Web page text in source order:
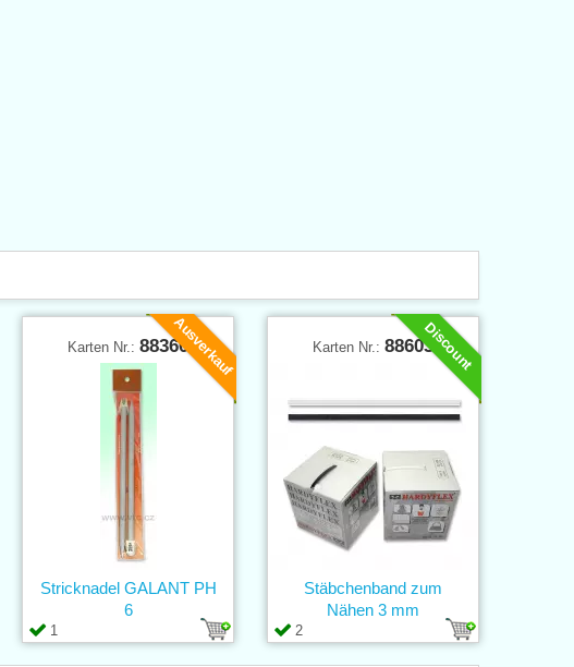
Ausverkauf
Karten Nr.: 88360
1
Stricknadel GALANT PH
6
Discount
Karten Nr.: 88603
2
Stäbchenband zum
Nähen 3 mm